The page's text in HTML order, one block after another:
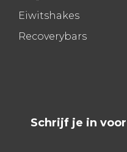
Eiwitshakes
Recoverybars
Schrijf je in